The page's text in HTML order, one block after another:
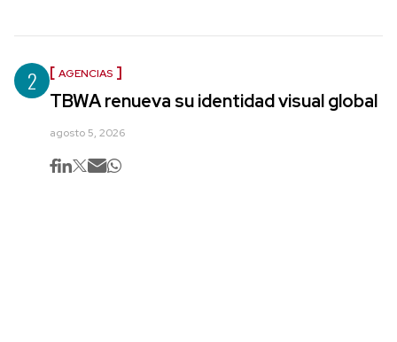
2 AGENCIAS
TBWA renueva su identidad visual global
agosto 5, 2026